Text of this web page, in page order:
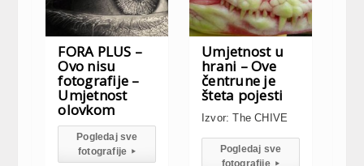
FORA PLUS –
Ovo nisu
fotografije –
Umjetnost
olovkom
Pogledaj sve
fotografije▸
Umjetnost u
hrani – Ove
čentrune je
šteta pojesti
Izvor: The CHIVE
Pogledaj sve
fotografije▸